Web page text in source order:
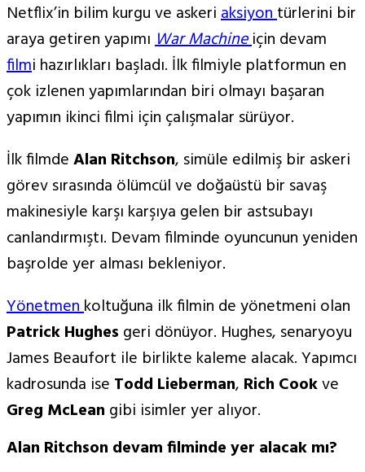
Netflix’in bilim kurgu ve askeriaksiyontürlerini bir
araya getiren yapımıWar Machineiçin devam
filmi hazırlıkları başladı. İlk filmiyle platformun en
çok izlenen yapımlarından biri olmayı başaran
yapımın ikinci filmi için çalışmalar sürüyor.
İlk filmdeAlan Ritchson, simüle edilmiş bir askeri
görev sırasında ölümcül ve doğaüstü bir savaş
makinesiyle karşı karşıya gelen bir astsubayı
canlandırmıştı. Devam filminde oyuncunun yeniden
başrolde yer alması bekleniyor.
Yönetmenkoltuğuna ilk filmin de yönetmeni olan
Patrick Hughes geri dönüyor. Hughes, senaryoyu
James Beaufort ile birlikte kaleme alacak. Yapımcı
kadrosunda ise Todd Lieberman, Rich Cookve
Greg McLean gibi isimler yer alıyor.
Alan Ritchson devam filminde yer alacak mı?